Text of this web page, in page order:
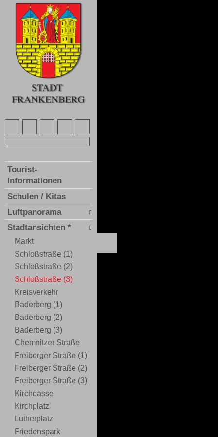
Tourist-
Informationen
Schulen / Kitas
Luftpanorama
Stadtansichten *
Markt
Schloßstraße (1)
Schloßstraße (2)
Schloßstraße (3)
Kreisverkehr
Baderberg (1)
Baderberg (2)
Baderberg (3)
Chemnitzer Straße
Freiberger Straße (1)
Freiberger Straße (2)
Freiberger Straße (3)
Kirchgasse
Kirchplatz
Lutherplatz
Friedenspark